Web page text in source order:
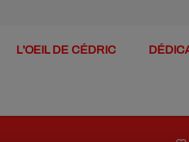
L'OEIL DE CÉDRIC